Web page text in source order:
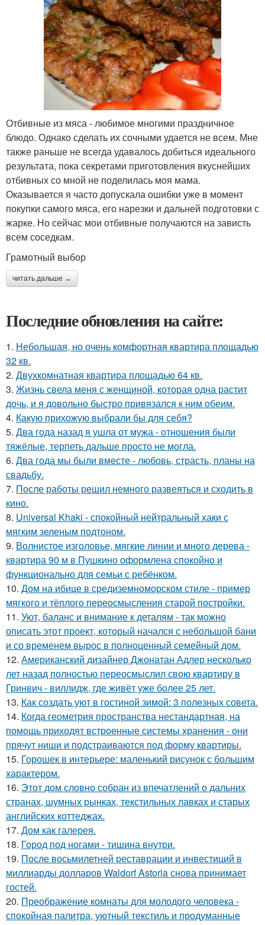
Отбивные из мяса - любимое многими праздничное
блюдо. Однако сделать их сочными удается не всем. Мне
также раньше не всегда удавалось добиться идеального
результата, пока секретами приготовления вкуснейших
отбивных со мной не поделилась моя мама.
Оказывается я часто допускала ошибки уже в момент
покупки самого мяса, его нарезки и дальней подготовки с
жарке. Но сейчас мои отбивные получаются на зависть
всем соседкам.
Грамотный выбор
читать дальше →
Последние обновления на сайте:
1. Небольшая, но очень комфортная квартира площадью
32 кв.
2. Двухкомнатная квартира площадью 64 кв.
3. Жизнь свела меня с женщиной, которая одна растит
дочь, и я довольно быстро привязался к ним обеим.
4. Какую прихожую выбрали бы для себя?
5. Два года назад я ушла от мужа - отношения были
тяжёлые, терпеть дальше просто не могла.
6. Два года мы были вместе - любовь, страсть, планы на
свадьбу.
7. После работы решил немного развеяться и сходить в
кино.
8. Universal Khaki - спокойный нейтральный хаки с
мягким зеленым подтоном.
9. Волнистое изголовье, мягкие линии и много дерева -
квартира 90 м в Пушкино оформлена спокойно и
функционально для семьи с ребёнком.
10. Дом на ибице в средиземноморском стиле - пример
мягкого и тёплого переосмысления старой постройки.
11. Уют, баланс и внимание к деталям - так можно
описать этот проект, который начался с небольшой бани
и со временем вырос в полноценный семейный дом.
12. Американский дизайнер Джонатан Адлер несколько
лет назад полностью переосмыслил свою квартиру в
Гринвич - виллидж, где живёт уже более 25 лет.
13. Как создать уют в гостиной зимой: 3 полезных совета.
14. Когда геометрия пространства нестандартная, на
помощь приходят встроенные системы хранения - они
прячут ниши и подстраиваются под форму квартиры.
15. Горошек в интерьере: маленький рисунок с большим
характером.
16. Этот дом словно собран из впечатлений о дальних
странах, шумных рынках, текстильных лавках и старых
английских коттеджах.
17. Дом как галерея.
18. Город под ногами - тишина внутри.
19. После восьмилетней реставрации и инвестиций в
миллиарды долларов Waldorf Astoria снова принимает
гостей.
20. Преображение комнаты для молодого человека -
спокойная палитра, уютный текстиль и продуманные